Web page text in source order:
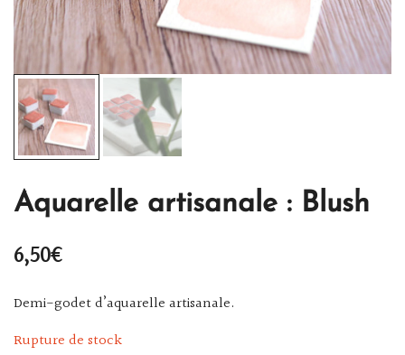
Aquarelle artisanale : Blush
6,50€
Demi-godet d’aquarelle artisanale.
Rupture de stock